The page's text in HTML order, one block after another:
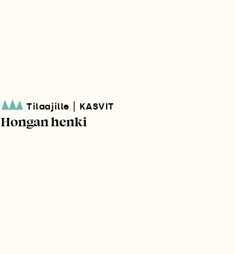
Tilaajille KASVIT
Hongan henki